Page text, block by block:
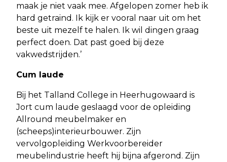
maak je niet vaak mee. Afgelopen zomer heb ik
hard getraind. Ik kijk er vooral naar uit om het
beste uit mezelf te halen. Ik wil dingen graag
perfect doen. Dat past goed bij deze
vakwedstrijden.’
Cum laude
Bij het Talland College in Heerhugowaard is
Jort cum laude geslaagd voor de opleiding
Allround meubelmaker en
(scheeps)interieurbouwer. Zijn
vervolgopleiding Werkvoorbereider
meubelindustrie heeft hij bijna afgerond. Zijn